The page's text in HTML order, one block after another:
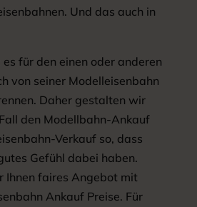
Und das auch in
für den einen oder anderen
von seiner Modelleisenbahn
Daher gestalten wir
den Modellbahn-Ankauf
Verkauf so, dass
Gefühl dabei haben.
Ihnen faires Angebot mit
Ankauf Preise. Für